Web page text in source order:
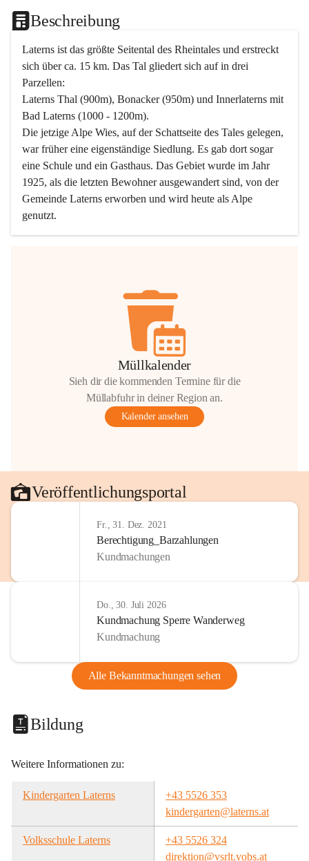
Beschreibung
Laterns ist das größte Seitental des Rheintales und erstreckt
sich über ca. 15 km. Das Tal gliedert sich auf in drei
Parzellen:
Laterns Thal (900m), Bonacker (950m) und Innerlaterns mit
Bad Laterns (1000 - 1200m).
Die jetzige Alpe Wies, auf der Schattseite des Tales gelegen,
war früher eine eigenständige Siedlung. Es gab dort sogar
eine Schule und ein Gasthaus. Das Gebiet wurde im Jahr
1925, als die letzten Bewohner ausgewandert sind, von der
Gemeinde Laterns erworben und wird heute als Alpe
genutzt.
Müllkalender
Sieh dir die kommenden Termine für die
Müllabfuhr in deiner Region an.
Kalender ansehen
Veröffentlichungsportal
Fr., 31. Dez. 2021
Berechtigung_Barzahlungen
Kundmachungen
Do., 30. Juli 2026
Kundmachung Sperre Wanderweg
Kundmachung
Alle Bekanntmachungen sehen
Bildung
Weitere Informationen zu:
Kindergarten Laterns
+43 5526 353
kindergarten@laterns.at
Volksschule Laterns
+43 5526 324
direktion@vsrlt.vobs.at